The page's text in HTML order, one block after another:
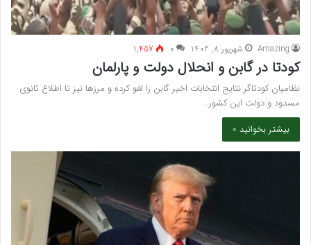
Amazing شهریور 8, 1402 ۰ 1,457
کودتا در گابن و انحلال دولت و پارلمان
نظامیان کودتاگر نتایج انتخابات اخیر گابن را لغو کرده و مرز‌ها نیز تا اطلاع ثانوی
مسدود و دولت این کشور…
بیشتر بخوانید »